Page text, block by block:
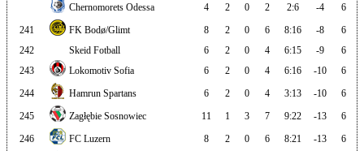
Chernomorets Odessa
4 2 0 2 2:6 -4
6
241
FK Bodø/Glimt 8 2 0 6 8:16 -8
6
242
Skeid Fotball 6 2 0 4 6:15 -9
6
243
Lokomotiv Sofia 6 2 0 4 6:16 -10
6
244
Hamrun Spartans 6 2 0 4 3:13 -10
6
245
Zagłębie Sosnowiec 11 1 3 7 9:22 -13
6
246
FC Luzern 8 2 0 6 8:21 -13
6